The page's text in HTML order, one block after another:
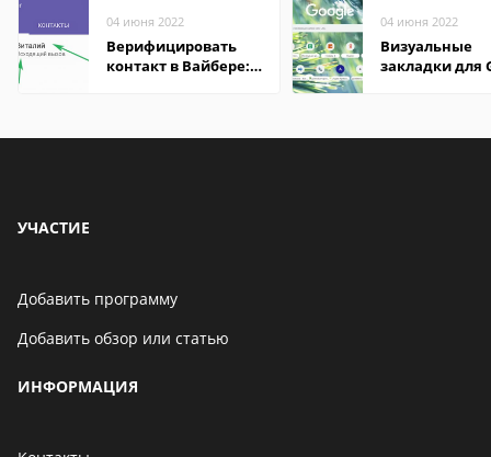
04 июня 2022
Верифицировать
контакт в Вайбере:
04 июня 2022
Визуальные
закладки для
УЧАСТИЕ
Добавить программу
Добавить обзор или статью
ИНФОРМАЦИЯ